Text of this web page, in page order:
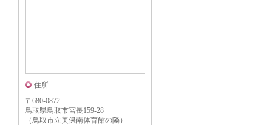
住所
〒680-0872
鳥取県鳥取市宮長159-28
（鳥取市立美保南体育館の隣）